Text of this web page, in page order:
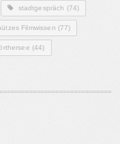
stadtgespräch (74)
Filmwissen (77)
(44)